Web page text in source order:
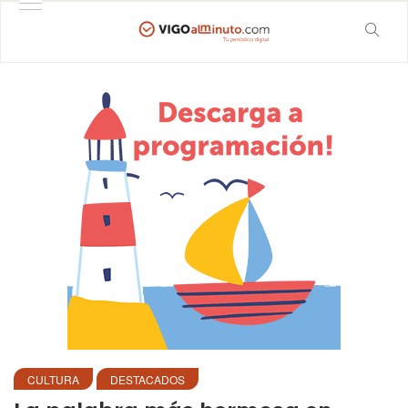
CULTURA DESTACADOS